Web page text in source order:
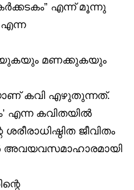
എന്ന് മൂന്നു
എന്ന
മണക്കുകയും
കവി എഴുതുന്നത്.
എന്ന കവിതയിൽ
ജീവിതം
അവയവസമാഹാരമായി